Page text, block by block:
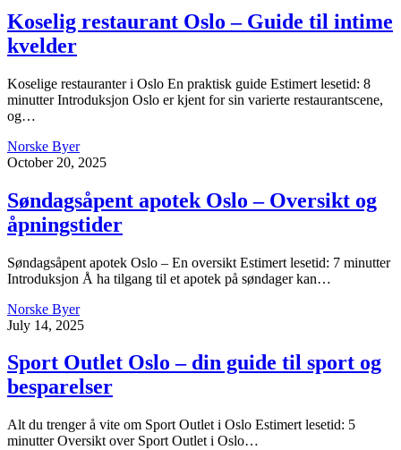
Koselig restaurant Oslo – Guide til intime
kvelder
Koselige restauranter i Oslo En praktisk guide Estimert lesetid: 8
minutter Introduksjon Oslo er kjent for sin varierte restaurantscene,
og…
Norske Byer
October 20, 2025
Søndagsåpent apotek Oslo – Oversikt og
åpningstider
Søndagsåpent apotek Oslo – En oversikt Estimert lesetid: 7 minutter
Introduksjon Å ha tilgang til et apotek på søndager kan…
Norske Byer
July 14, 2025
Sport Outlet Oslo – din guide til sport og
besparelser
Alt du trenger å vite om Sport Outlet i Oslo Estimert lesetid: 5
minutter Oversikt over Sport Outlet i Oslo…